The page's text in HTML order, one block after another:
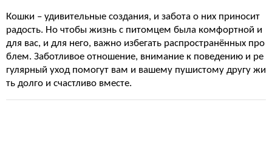
Кошки – удивительные создания, и забота о них приносит
радость. Но чтобы жизнь с питомцем была комфортной и
для вас, и для него, важно избегать распространённых про
блем. Заботливое отношение, внимание к поведению и ре
гулярный уход помогут вам и вашему пушистому другу жи
ть долго и счастливо вместе.